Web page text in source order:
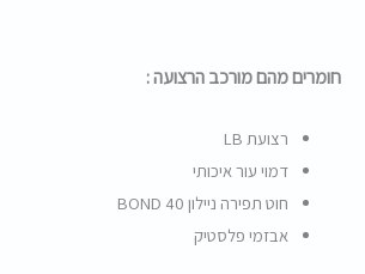
חומרים מהם מורכב הרצועה :
רצועת LB
דמוי עור איכותי
חוט תפירה ניילון BOND 40
אבזמי פלסטיק